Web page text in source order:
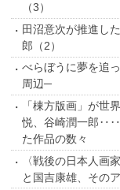
（3）
田沼意次が推進し
郎（2）
べらぼうに夢を追
周辺─
「棟方版画」が世
悦、谷崎潤一郎‥‥
た作品の数々
〈戦後の日本人画
と国吉康雄、その